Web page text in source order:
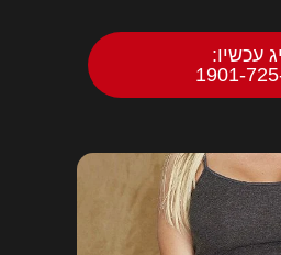
עכשיו:
1901-